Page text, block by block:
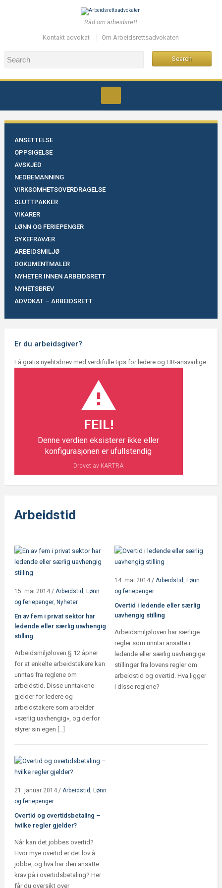
Råd om arbeidsrett
Kontakt advokat Om Arbeidsrettsadvokaten
ANSETTELSE
OPPSIGELSE
AVSKJED
NEDBEMANNING
VIRKSOMHETSOVERDRAGELSE
SLUTTPAKKER
VIKARER
LØNN OG FERIEPENGER
SYKEFRAVÆR
ARBEIDSMILJØ
DOKUMENTMALER
NYHETER INNEN ARBEIDSRETT
NYHETSBREV
ADVOKAT – ARBEIDSRETT
Er du arbeidsgiver?
Få gratis nyehtsbrev med verdifulle tips for ledere og HR-ansvarlige:
FEIL!
Denne verdien eksisterer ikke eller
konfigurasjonen er ufullstendig
Drevet av KARTRA
Arbeidstid
15. mai 2014/ Arbeidstid , Lønn
og feriepenger, Nyheter
En av fem i privat sektor har
ledende eller særlig uavhengig
stilling
Arbeidsmiljøloven § 12 åpner
for at enkelte arbeidstakere kan
unntas fra reglene om
arbeidstid. Disse unntakene
gjelder for ledere og
arbeidstakere som arbeider
«særlig uavhengig», og derfor
styrer sin egen […]
14. mai 2014 /Arbeidstid , Lønn
og feriepenger
Overtid i ledende eller særlig
uavhengig stilling
Arbeidsmiljøloven har særlige
regler som unntar ansatte i
ledende eller særlig uavhengige
stillinger fra lovens regler om
arbeidstid og overtid. Hva ligger
i disse reglene?
21. januar 2014/ Arbeidstid , Lønn
og feriepenger
Overtid og overtidsbetaling –
hvilke regler gjelder?
Når kan det jobbes overtid?
Hvor mye overtid er det lov å
jobbe, og hva har den ansatte
krav på i overtidsbetaling? Her
får du oversikt over